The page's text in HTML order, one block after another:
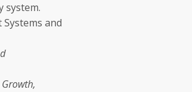
system.
and
Growth,